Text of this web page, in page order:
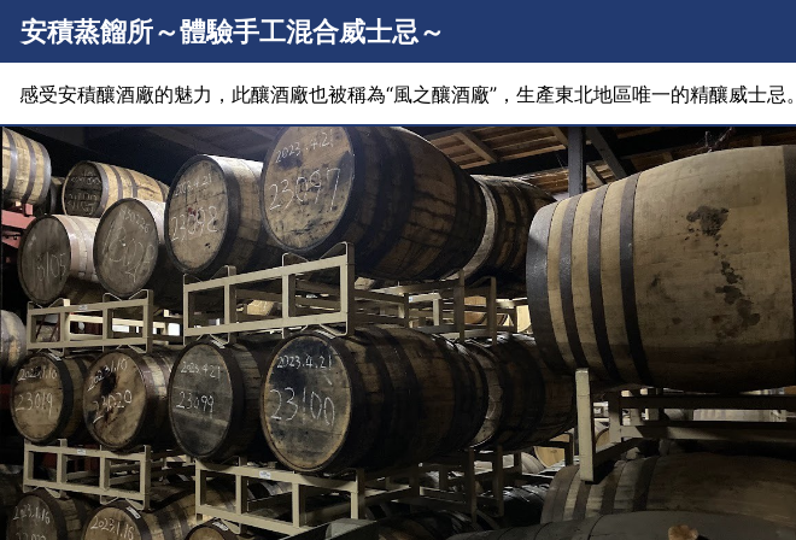
安積蒸餾所～體驗手工混合威士忌～
感受安積釀酒廠的魅力，此釀酒廠也被稱為“風之釀酒廠”，生產東北地區唯一的精釀威士忌。